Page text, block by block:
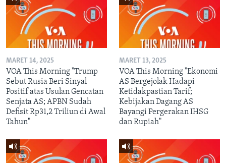
MARET 14, 2025
VOA This Morning "Trump
Sebut Rusia Beri Sinyal
Positif atas Usulan Gencatan
Senjata AS; APBN Sudah
Defisit Rp31,2 Triliun di Awal
Tahun"
MARET 13, 2025
VOA This Morning "Ekonomi
AS Bergejolak Hadapi
Ketidakpastian Tarif;
Kebijakan Dagang AS
Bayangi Pergerakan IHSG
dan Rupiah"